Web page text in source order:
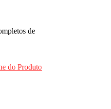
de
do Produto